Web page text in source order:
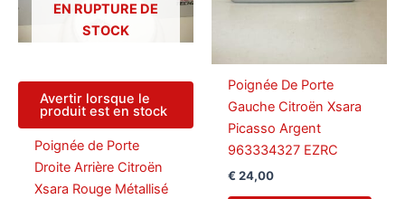
EN RUPTURE DE
STOCK
Avertir lorsque le
produit est en stock
Poignée de Porte
Droite Arrière Citroën
Xsara Rouge Métallisé
Poignée De Porte
Gauche Citroën Xsara
Picasso Argent
963334327 EZRC
€ 24,00